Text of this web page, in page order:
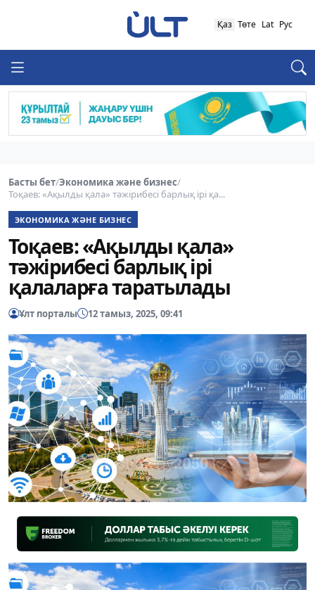
Қаз Төте Lat Рус
Басты бет/Экономика және бизнес/
Тоқаев: «Ақылды қала» тәжірибесі барлық ірі қа...
ЭКОНОМИКА ЖӘНЕ БИЗНЕС
Тоқаев: «Ақылды қала»
тәжірибесі барлық ірі
қалаларға таратылады
Ұлт порталы 12 тамыз, 2025, 09:41